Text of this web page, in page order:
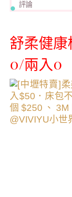
評論
舒柔健
0/兩入0